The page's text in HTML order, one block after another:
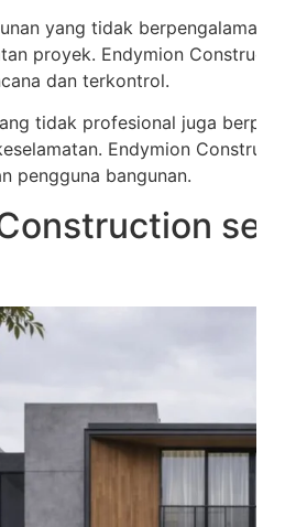
yang tidak berpengalaman
proyek. Endymion
dan terkontrol.
tidak profesional juga
Endymion
pengguna bangunan.